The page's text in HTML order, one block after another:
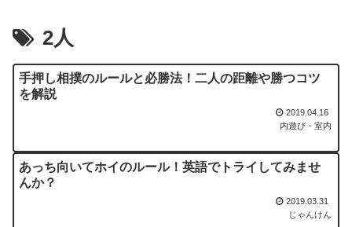
2人
手押し相撲のルールと必勝法！二人の距離や勝つコツ
を解説
2019.04.16
内遊び・室内
あっち向いてホイのルール！英語でトライしてみませ
んか？
2019.03.31
じゃんけん